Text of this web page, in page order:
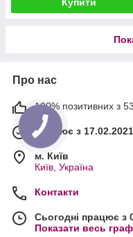
Про нас
100% позитивних з 53
Працює з 17.02.2021
м. Київ
Київ, Україна
Контакти
Сьогодні працює з
Показати весь